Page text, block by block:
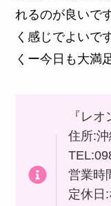
れるのが良いで
く感じでよいで
くー今日も大満
『レオ
住所:
営業時
定休日: